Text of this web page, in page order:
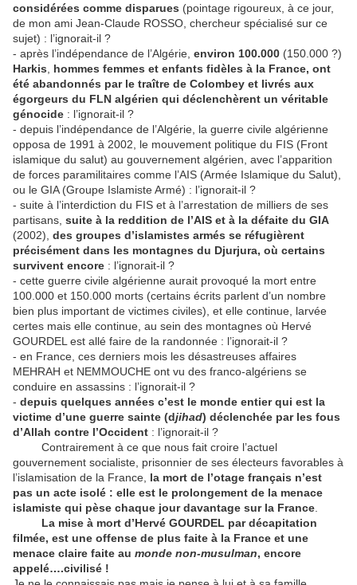
considérées comme disparues (pointage rigoureux, à ce jour,
de mon ami Jean-Claude ROSSO, chercheur spécialisé sur ce
sujet) : l’ignorait-il ?
- après l’indépendance de l’Algérie, environ 100.000 (150.000 ?)
Harkis
hommes femmes et enfants fidèles à la France, ont
été abandonnés par le traître de Colombey et livrés aux
égorgeurs du FLN algérien qui déclenchèrent un véritable
génocide : l’ignorait-il ?
- depuis l’indépendance de l’Algérie, la guerre civile algérienne
opposa de 1991 à 2002, le mouvement politique du FIS (Front
islamique du salut) au gouvernement algérien, avec l’apparition
de forces paramilitaires comme l’AIS (Armée Islamique du Salut),
ou le GIA (Groupe Islamiste Armé) : l’ignorait-il ?
- suite à l’interdiction du FIS et à l’arrestation de milliers de ses
partisans, suite à la reddition de l’AIS et à la défaite du GIA
(2002), des groupes d’islamistes armés se réfugièrent
précisément dans les montagnes du Djurjura, où certains
survivent encore : l’ignorait-il ?
- cette guerre civile algérienne aurait provoqué la mort entre
100.000 et 150.000 morts (certains écrits parlent d’un nombre
bien plus important de victimes civiles), et elle continue, larvée
certes mais elle continue, au sein des montagnes où Hervé
GOURDEL est allé faire de la randonnée : l’ignorait-il ?
- en France, ces derniers mois les désastreuses affaires
MEHRAH et NEMMOUCHE ont vu des franco-algériens se
conduire en assassins : l’ignorait-il ?
- depuis quelques années c’est le monde entier qui est la
victime d’une guerre sainte (djihad) déclenchée par les fous
d’Allah contre l’Occident : l’ignorait-il ?
Contrairement à ce que nous fait croire l’actuel
gouvernement socialiste, prisonnier de ses électeurs favorables à
l’islamisation de la France, la mort de l’otage français n’est
pas un acte isolé : elle est le prolongement de la menace
islamiste qui pèse chaque jour davantage sur la France
La mise à mort d’Hervé GOURDEL par décapitation
filmée, est une offense de plus faite à la France et une
menace claire faite au monde non-musulman, encore
appelé….civilisé !